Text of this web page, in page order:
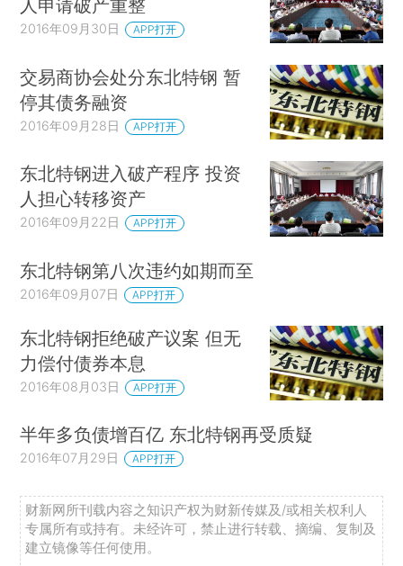
人申请破产重整
2016年09月30日 APP打开
交易商协会处分东北特钢 暂
停其债务融资
2016年09月28日 APP打开
东北特钢进入破产程序 投资
人担心转移资产
2016年09月22日 APP打开
东北特钢第八次违约如期而至
2016年09月07日 APP打开
东北特钢拒绝破产议案 但无
力偿付债券本息
2016年08月03日 APP打开
半年多负债增百亿 东北特钢再受质疑
2016年07月29日 APP打开
财新网所刊载内容之知识产权为财新传媒及/或相关权利人
专属所有或持有。未经许可，禁止进行转载、摘编、复制及
建立镜像等任何使用。